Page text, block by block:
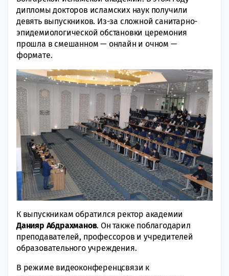
дипломы докторов исламских наук получили
девять выпускников. Из-за сложной санитарно-
эпидемиологической обстановки церемония
прошла в смешанном — онлайн и очном —
формате.
К выпускникам обратился ректор академии
Данияр Абдрахманов. Он также поблагодарил
преподавателей, профессоров и учредителей
образовательного учреждения.
В режиме видеоконференцсвязи к